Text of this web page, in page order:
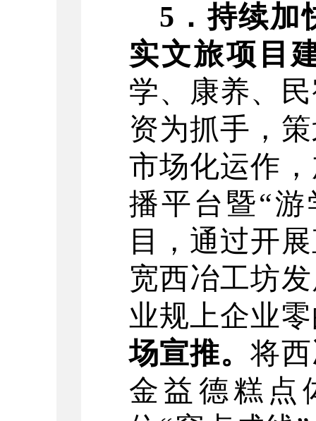
5 ．持续加
实文旅项目
学、康养、
资为抓手，
市场化运作
播平台暨“游
目，通过开
宽西冶工坊
业规上企业
场宣推。将
金益德糕点